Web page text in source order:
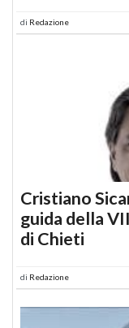
di Redazione
Cristiano
guida della
di Chieti
di Redazione